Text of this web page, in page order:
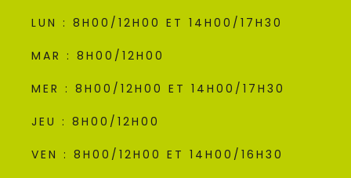
LUN : 8H00/12H00 ET 14H00/17H30
MAR : 8H00/12H00
MER : 8H00/12H00 ET 14H00/17H30
JEU : 8H00/12H00
VEN : 8H00/12H00 ET 14H00/16H30